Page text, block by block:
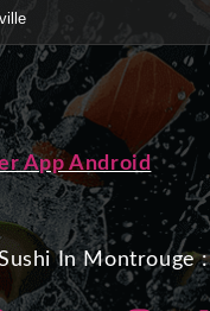
App Android
In Montrouge :